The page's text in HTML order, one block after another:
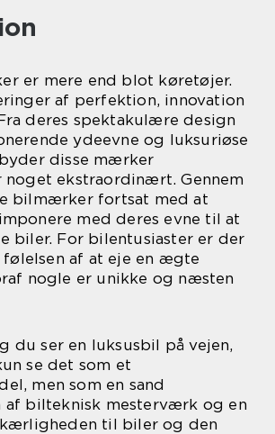
er mere end blot køretøjer.
af perfektion, innovation
deres spektakulære design
ydeevne og luksuriøse
disse mærker
noget ekstraordinært. Gennem
bilmærker fortsat med at
med deres evne til at
biler. For bilentusiaster er der
af at eje en ægte
nogle er unikke og næsten
du ser en luksusbil på vejen,
se det som et
men som en sand
af bilteknisk mesterværk og en
til biler og den